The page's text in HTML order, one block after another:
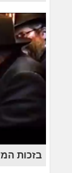
בזכות